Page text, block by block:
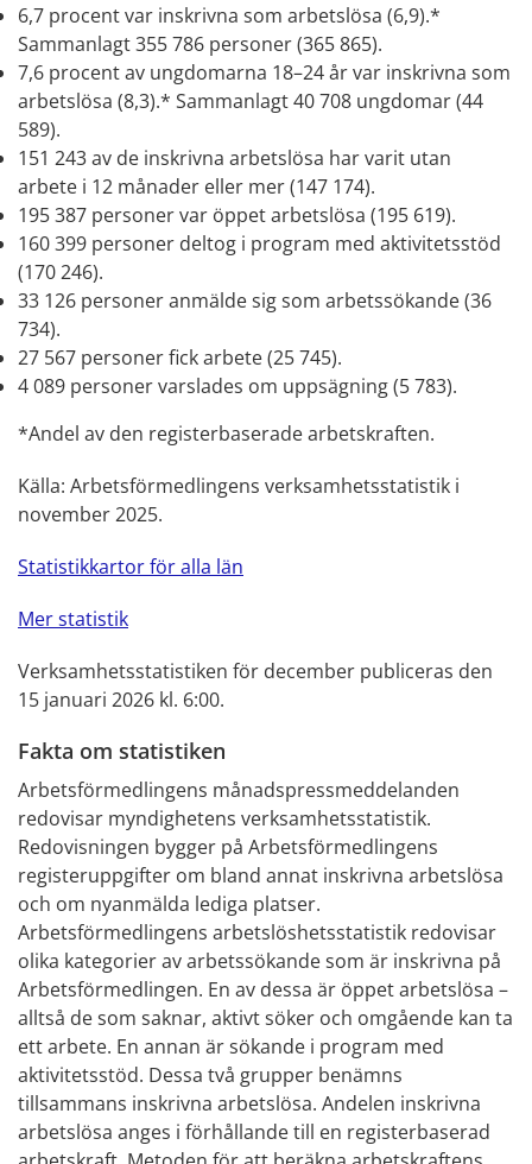
6,7 procent var inskrivna som arbetslösa (6,9).*
Sammanlagt 355 786 personer (365 865).
7,6 procent av ungdomarna 18–24 år var inskrivna som
arbetslösa (8,3).* Sammanlagt 40 708 ungdomar (44
589).
151 243 av de inskrivna arbetslösa har varit utan
arbete i 12 månader eller mer (147 174).
195 387 personer var öppetarbetslösa (195 619).
160 399 personer deltog i program med aktivitetsstöd
(170 246).
33 126 personer anmälde sig som arbetssökande (36
734).
27 567 personer fick arbete (25 745).
4 089 personer varslades om uppsägning (5 783).
*Andel av den registerbaserade arbetskraften.
Källa: Arbetsförmedlingens verksamhetsstatistik i
november 2025.
Statistikkartor för alla län
Mer statistik
Verksamhetsstatistiken för december publiceras den
15 januari 2026 kl. 6:00.
Fakta om statistiken
Arbetsförmedlingens månadspressmeddelanden
redovisar myndighetens verksamhetsstatistik.
Redovisningen bygger på Arbetsförmedlingens
registeruppgifter om bland annat inskrivna arbetslösa
och om nyanmälda lediga platser.
Arbetsförmedlingens arbetslöshetsstatistik redovisar
olika kategorier av arbetssökande som är inskrivna på
Arbetsförmedlingen. En av dessa är öppet arbetslösa –
alltså de som saknar, aktivt söker och omgående kan ta
ett arbete. En annan är sökande i program med
aktivitetsstöd. Dessa två grupper benämns
tillsammans inskrivna arbetslösa. Andelen inskrivna
arbetslösa anges i förhållande till en registerbaserad